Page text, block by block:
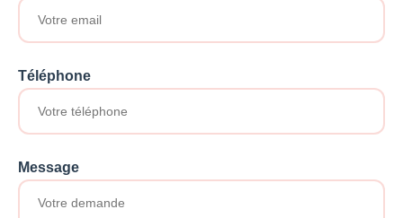
Téléphone
Message